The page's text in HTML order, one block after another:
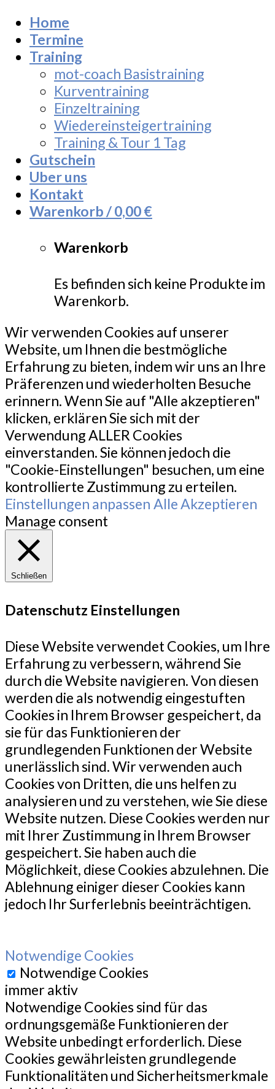
Home
Termine
Training
mot-coach Basistraining
Kurventraining
Einzeltraining
Wiedereinsteigertraining
Training & Tour 1 Tag
Gutschein
Uber uns
Kontakt
Warenkorb /0,00€
Warenkorb
Es befinden sich keine Produkte im
Warenkorb.
Wir verwenden Cookies auf unserer
Website, um Ihnen die bestmögliche
Erfahrung zu bieten, indem wir uns an Ihre
Präferenzen und wiederholten Besuche
erinnern. Wenn Sie auf "Alle akzeptieren"
klicken, erklären Sie sich mit der
Verwendung ALLER Cookies
einverstanden. Sie können jedoch die
"Cookie-Einstellungen" besuchen, um eine
kontrollierte Zustimmung zu erteilen.
Einstellungen anpassen Alle Akzeptieren
Manage consent
Schließen
Datenschutz Einstellungen
Diese Website verwendet Cookies, um Ihre
Erfahrung zu verbessern, während Sie
durch die Website navigieren. Von diesen
werden die als notwendig eingestuften
Cookies in Ihrem Browser gespeichert, da
sie für das Funktionieren der
grundlegenden Funktionen der Website
unerlässlich sind. Wir verwenden auch
Cookies von Dritten, die uns helfen zu
analysieren und zu verstehen, wie Sie diese
Website nutzen. Diese Cookies werden nur
mit Ihrer Zustimmung in Ihrem Browser
gespeichert. Sie haben auch die
Möglichkeit, diese Cookies abzulehnen. Die
Ablehnung einiger dieser Cookies kann
jedoch Ihr Surferlebnis beeinträchtigen.
Notwendige Cookies
Notwendige Cookies
immer aktiv
Notwendige Cookies sind für das
ordnungsgemäße Funktionieren der
Website unbedingt erforderlich. Diese
Cookies gewährleisten grundlegende
Funktionalitäten und Sicherheitsmerkmale